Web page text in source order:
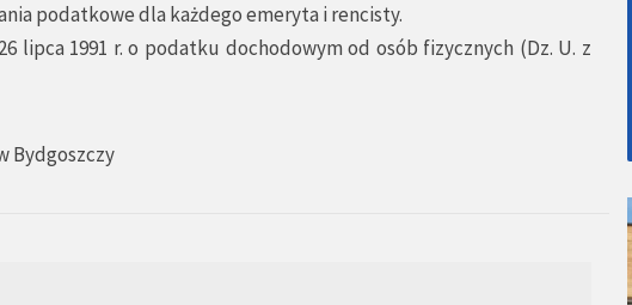
podatkowe dla każdego emeryta i rencisty.
lipca 1991 r. o podatku dochodowym od osób fizycznych (Dz. U. z
Bydgoszczy